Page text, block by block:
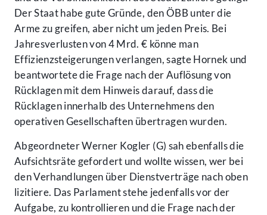
Der Staat habe gute Gründe, den ÖBB unter die
Arme zu greifen, aber nicht um jeden Preis. Bei
Jahresverlusten von 4 Mrd. € könne man
Effizienzsteigerungen verlangen, sagte Hornek und
beantwortete die Frage nach der Auflösung von
Rücklagen mit dem Hinweis darauf, dass die
Rücklagen innerhalb des Unternehmens den
operativen Gesellschaften übertragen wurden.
Abgeordneter Werner Kogler (G) sah ebenfalls die
Aufsichtsräte gefordert und wollte wissen, wer bei
den Verhandlungen über Dienstverträge nach oben
lizitiere. Das Parlament stehe jedenfalls vor der
Aufgabe, zu kontrollieren und die Frage nach der